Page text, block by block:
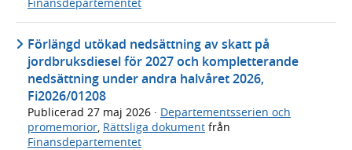
Förlängd utökad nedsättning av skatt på
jordbruksdiesel för 2027 och kompletterande
nedsättning under andra halvåret 2026,
Fi2026/01208
Publicerad 27 maj 2026 · Departementsserien och
promemorior Rättsliga dokument från
Finansdepartementet